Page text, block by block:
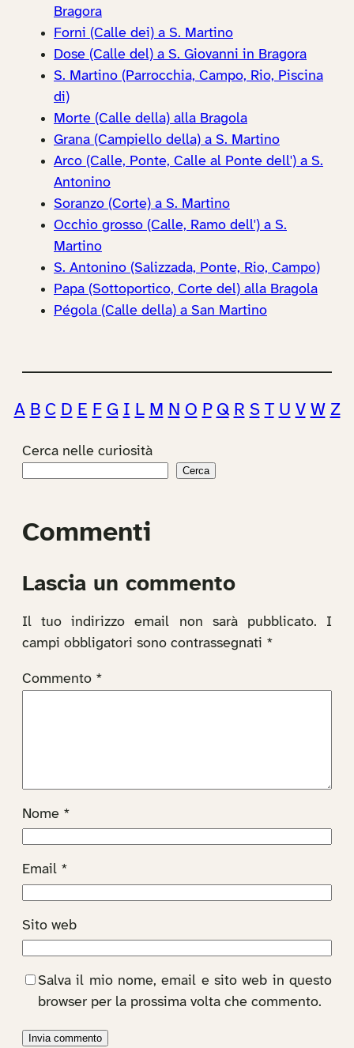
Bragora
Forni (Calle dei) a S. Martino
Dose (Calle del) a S. Giovanni in Bragora
S. Martino (Parrocchia, Campo, Rio, Piscina
di)
Morte (Calle della) alla Bragola
Grana (Campiello della) a S. Martino
Arco (Calle, Ponte, Calle al Ponte dell') a S.
Antonino
Soranzo (Corte) a S. Martino
Occhio grosso (Calle, Ramo dell') a S.
Martino
S. Antonino (Salizzada, Ponte, Rio, Campo)
Papa (Sottoportico, Corte del) alla Bragola
Pégola (Calle della) a San Martino
A B C D E F G I L M N O P Q R S T U V W Z
Cerca nelle curiosità
Cerca
Commenti
Lascia un commento
Il tuo indirizzo email non sarà pubblicato.
I
campi obbligatori sono contrassegnati *
Commento *
Nome *
Email *
Sito web
Salva il mio nome, email e sito web in questo
browser per la prossima volta che commento.